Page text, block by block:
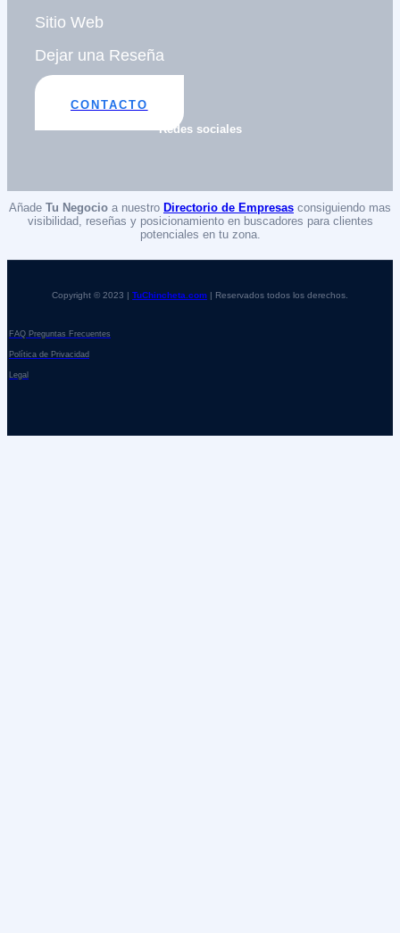
Sitio Web
Dejar una Reseña
CONTACTO
Redes sociales
Añade Tu Negocio a nuestro Directorio de Empresas consiguiendo mas
visibilidad, reseñas y posicionamiento en buscadores para clientes
potenciales en tu zona.
Copyright © 2023 | TuChincheta.com | Reservados todos los derechos.
FAQ Preguntas Frecuentes
Política de Privacidad
Legal